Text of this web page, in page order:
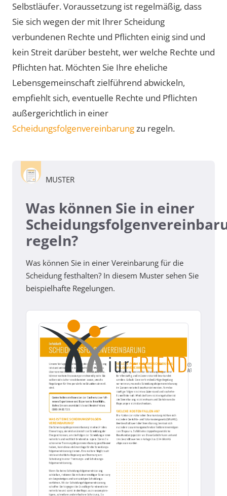
Selbstläufer. Voraussetzung ist regelmäßig, dass
Sie sich wegen der mit Ihrer Scheidung
verbundenen Rechte und Pflichten einig sind und
kein Streit darüber besteht, wer welche Rechte und
Pflichten hat. Möchten Sie Ihre eheliche
Lebensgemeinschaft zielführend abwickeln,
empfiehlt sich, eventuelle Rechte und Pflichten
außergerichtlich in einer
Scheidungsfolgenvereinbarungzu regeln.
MUSTER
Was können Sie in einer
regeln?
Was können Sie in einer Vereinbarung für die
Scheidung festhalten? In diesem Muster sehen Sie
beispielhafte Regelungen.